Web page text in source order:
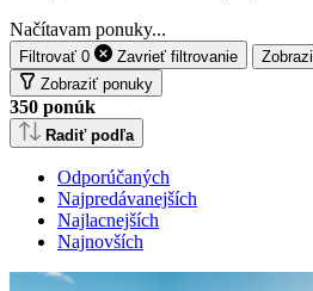
Načítavam ponuky...
Filtrovať 0 Zavrieť filtrovanie
Zobraziť ponuky
350 ponúk
Radiť podľa
Odporúčaných
Najpredávanejších
Najlacnejších
Najnovších